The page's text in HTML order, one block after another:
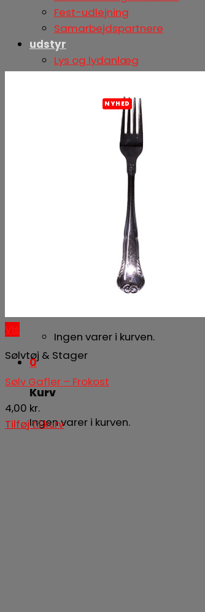
Fest-udlejning
Samarbejdspartnere
udstyr
Lys og lydanlæg
Slushice maskine
Øldepot Horsens
Fadølsservice
Ølfustager og tilbehør
Nørrebro Bryghus
Bartender til fest
Vores forretninger
Samarbejdspartnere
Ingen varer i kurven.
0
Kurv
Ingen varer i kurven.
Sølvtøj & Stager
Sølv Gafler – Frokost
4,00 kr.
Tilføj til kurv